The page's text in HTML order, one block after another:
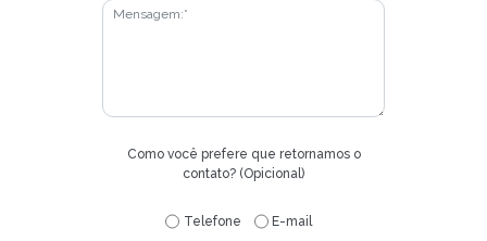
Como você prefere que retornamos o
contato? (Opicional)
Telefone E-mail